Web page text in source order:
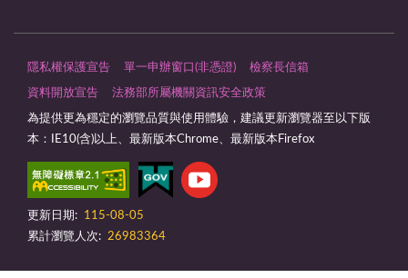
隱私權保護宣告 單一申辦窗口(非憑證) 檢察長信箱
資料開放宣告 法務部所屬機關資訊安全政策
為提供更為穩定的瀏覽品質與使用體驗，建議更新瀏覽器至以下版
本：IE10(含)以上、最新版本Chrome、最新版本Firefox
更新日期:
115-08-05
累計瀏覽人次: 26983364